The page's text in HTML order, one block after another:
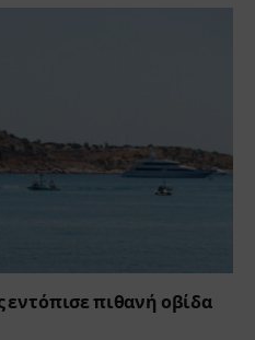
πιθανή οβίδα